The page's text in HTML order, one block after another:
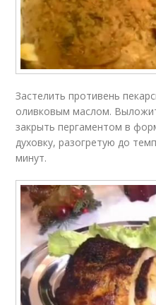
Застелить противень
оливковым маслом.
закрыть пергаментом в
духовку, разогретую до
минут.